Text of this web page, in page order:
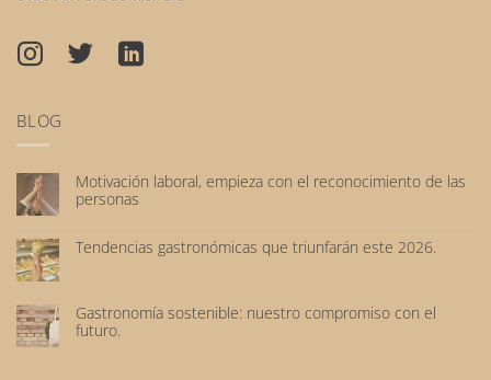
BLOG
Motivación laboral, empieza con el reconocimiento de las
personas
hay
comentarios
laboral,
empieza
con
Tendencias gastronómicas que triunfarán este 2026.
comentarios
en
Tendencias
Gastronomía sostenible: nuestro compromiso con el
futuro.